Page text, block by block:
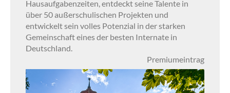
Hausaufgabenzeiten, entdeckt seine Talente in
über 50 außerschulischen Projekten und
entwickelt sein volles Potenzial in der starken
Gemeinschaft eines der besten Internate in
Deutschland.
Premiumeintrag